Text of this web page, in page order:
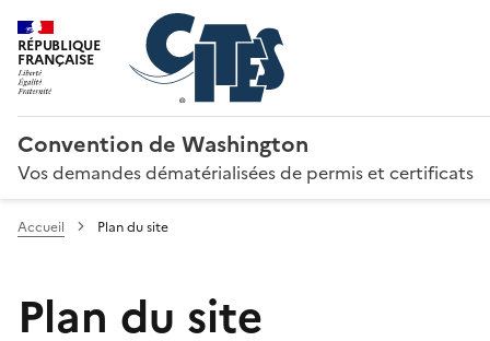
RÉPUBLIQUE
FRANÇAISE
Convention de Washington
Vos demandes dématérialisées de permis et certificats
Accueil Plan du site
Plan du site